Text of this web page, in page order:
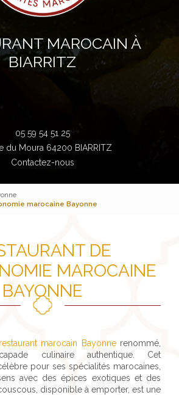
MAROCAIN À
BIARRITZ
05 59 54 51 25
du Moura 64200 BIARRITZ
Contactez-nous
marocaine Bayonne
DE
MAROCAINE
BAYONNE
restaurant marocain Bayonnerenommé,
culinaire authentique. Cet
pour ses spécialités marocaines,
avec des épices exotiques et des
disponible à emporter, est une